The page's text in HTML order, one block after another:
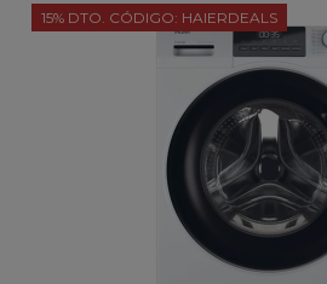
15% DTO. CÓDIGO: HAIERDEALS